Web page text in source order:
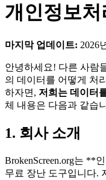
개인정보처
마지막 업데이트: 2026
안녕하세요! 다른 사람
의 데이터를 어떻게 처
하자면, 저희는 데이터
체 내용은 다음과 같습
1. 회사 소개
BrokenScreen.org는
무료 장난 도구입니다.